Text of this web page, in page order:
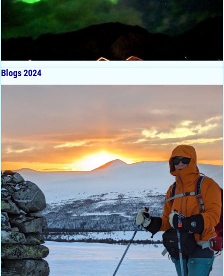
Blogs 2024